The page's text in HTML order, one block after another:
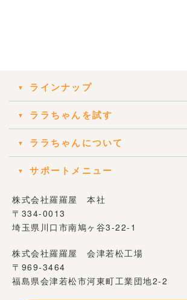
ラインナップ
ララちゃんを試す
ララちゃんについて
サポートメニュー
株式会社羅羅屋 本社
〒334-0013
埼玉県川口市南鳩ヶ谷3-22-1
株式会社羅羅屋 会津若松工場
〒969-3464
福島県会津若松市河東町工業団地2-2